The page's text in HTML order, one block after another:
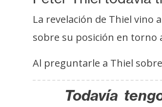
a
e
m
La revelación de Thiel vino
sobre su posición en torno
Al preguntarle a Thiel
Todavía